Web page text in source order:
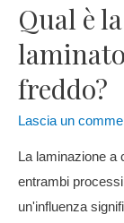
Qual è
freddo?
Lascia un
La laminazione a
entrambi
un'influenza